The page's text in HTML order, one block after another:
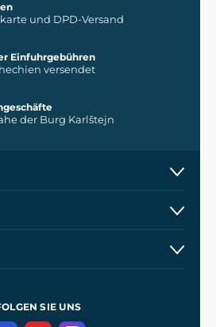
und DPD-Versand
Einfuhrgebühren
versendet
der Burg Karlštejn
SIE UNS